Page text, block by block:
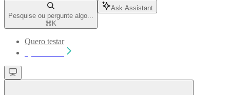
Pesquise ou pergunte algo...
⌘ K
Ask Assistant
Quero testar